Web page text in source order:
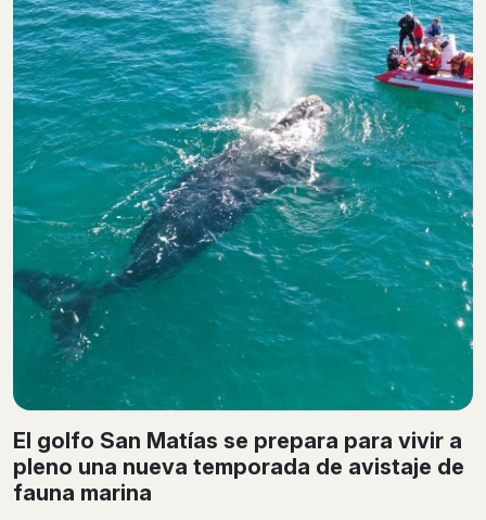
El golfo San Matías se prepara para vivir a
pleno una nueva temporada de avistaje de
fauna marina